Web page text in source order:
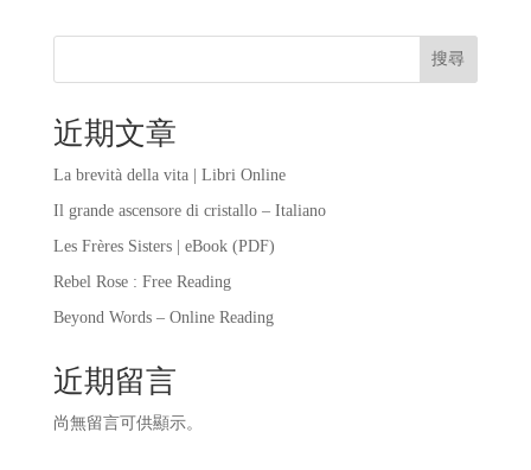
搜尋
近期文章
La brevità della vita | Libri Online
Il grande ascensore di cristallo – Italiano
Les Frères Sisters | eBook (PDF)
Rebel Rose : Free Reading
Beyond Words – Online Reading
近期留言
尚無留言可供顯示。